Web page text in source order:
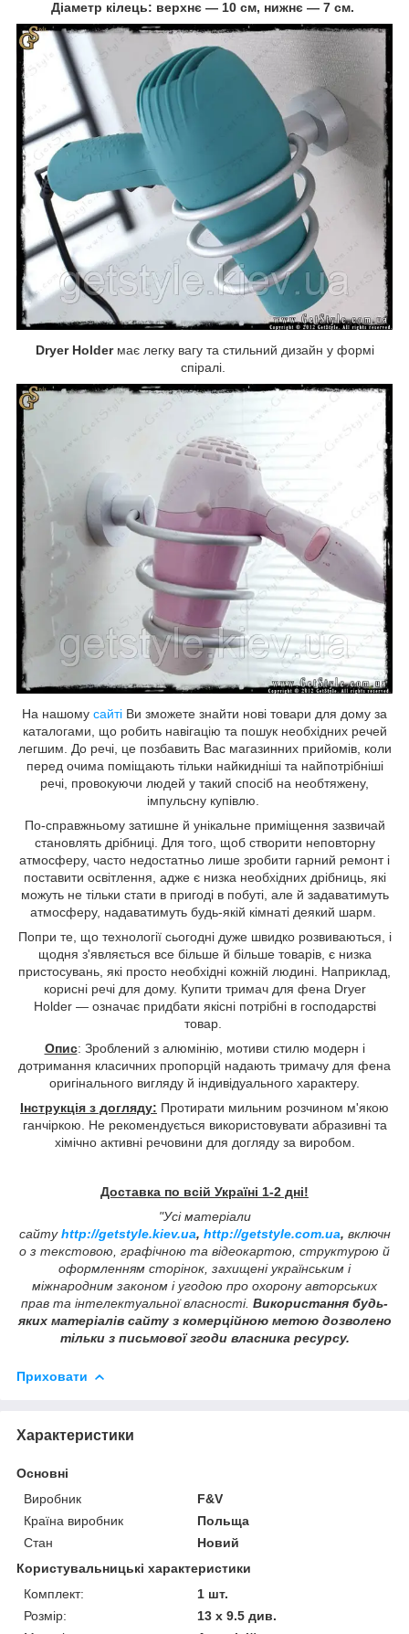
Діаметр кілець: верхнє — 10 см, нижнє — 7 см.
Dryer Holder має легку вагу та стильний дизайн у формі
спіралі.
На нашому сайті Ви зможете знайти нові товари для дому за
каталогами, що робить навігацію та пошук необхідних речей
легшим. До речі, це позбавить Вас магазинних прийомів, коли
перед очима поміщають тільки найкидніші та найпотрібніші
речі, провокуючи людей у такий спосіб на необтяжену,
імпульсну купівлю.
По-справжньому затишне й унікальне приміщення зазвичай
становлять дрібниці. Для того, щоб створити неповторну
атмосферу, часто недостатньо лише зробити гарний ремонт і
поставити освітлення, адже є низка необхідних дрібниць, які
можуть не тільки стати в пригоді в побуті, але й задаватимуть
атмосферу, надаватимуть будь-якій кімнаті деякий шарм.
Попри те, що технології сьогодні дуже швидко розвиваються, і
щодня з'являється все більше й більше товарів, є низка
пристосувань, які просто необхідні кожній людині. Наприклад,
корисні речі для дому. Купити тримач для фена Dryer
Holder — означає придбати якісні потрібні в господарстві
товар.
Опис: Зроблений з алюмінію, мотиви стилю модерн і
дотримання класичних пропорцій надають тримачу для фена
оригінального вигляду й індивідуального характеру.
Інструкція з догляду: Протирати мильним розчином м'якою
ганчіркою. Не рекомендується використовувати абразивні та
хімічно активні речовини для догляду за виробом.
Доставка по всій Україні 1-2 дні!
"Усі матеріали
сайтуhttp://getstyle.kiev.ua, http://getstyle.com.ua, включн
о з текстовою, графічною та відеокартою, структурою й
оформленням сторінок, захищені українським і
міжнародним законом і угодою про охорону авторських
прав та інтелектуальної власності. Використання будь-
яких матеріалів сайту з комерційною метою дозволено
тільки з письмової згоди власника ресурсу.
Приховати
Характеристики
Основні
Виробник
F&V
Країна виробник
Польща
Стан
Новий
Користувальницькі характеристики
Комплект:
1 шт.
Розмір:
13 х 9.5 див.